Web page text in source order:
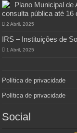
Plano Municipal de
consulta pública até 16
2 Abril, 2025
IRS – Instituições de
1 Abril, 2025
Política de privacidade
Política de privacidade
Social